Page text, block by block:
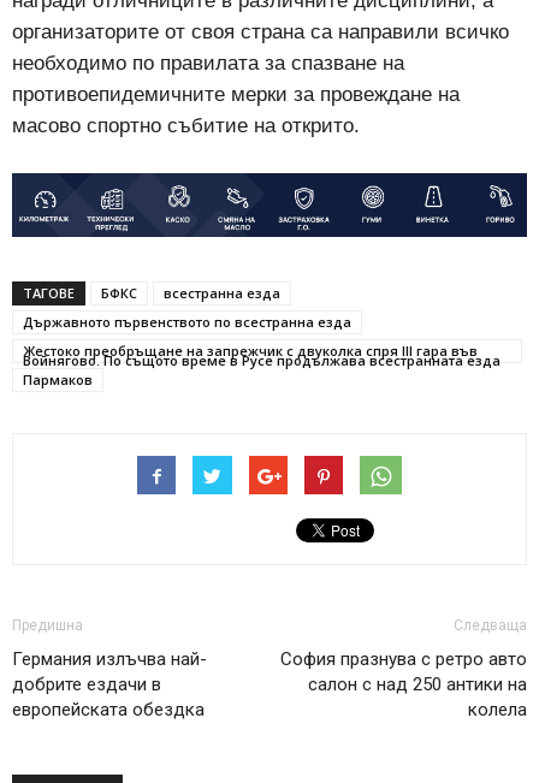
организаторите от своя страна са направили всичко
необходимо по правилата за спазване на
противоепидемичните мерки за провеждане на
масово спортно събитие на открито.
ТАГОВЕ БФКС
всестранна езда
Държавното първенството по всестранна езда
Жестоко преобръщане на запрежчик с двуколка спря III гара във
Войнягово. По същото време в Русе продължава всестранната езда
Пармаков
Предишна
Германия излъчва най-
добрите ездачи в
европейската обездка
Следваща
София празнува с ретро авто
салон с над 250 антики на
колела